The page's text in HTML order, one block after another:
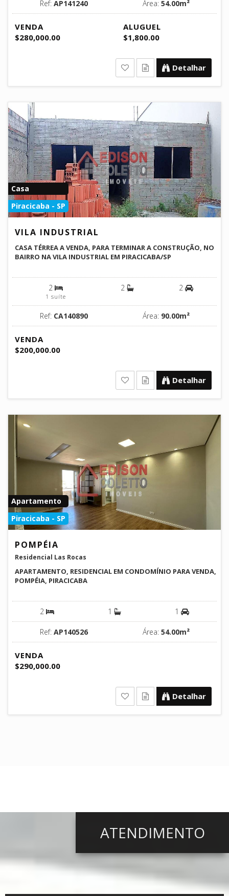
Ref: AP141240 Área: 54.00m²
VENDA
$280,000.00
ALUGUEL
$1,800.00
Detalhar
Casa
Piracicaba - SP
VILA INDUSTRIAL
CASA TÉRREA A VENDA, PARA TERMINAR A CONSTRUÇÃO, NO
BAIRRO NA VILA INDUSTRIAL EM PIRACICABA/SP
2
1 suíte
2 2
Ref: CA140890 Área: 90.00m²
VENDA
$200,000.00
Detalhar
Apartamento
Piracicaba - SP
POMPÉIA
Residencial Las Rocas
APARTAMENTO, RESIDENCIAL EM CONDOMÍNIO PARA VENDA,
POMPÉIA, PIRACICABA
2 1 1
Ref: AP140526 Área: 54.00m²
VENDA
$290,000.00
Detalhar
ATENDIMENTO